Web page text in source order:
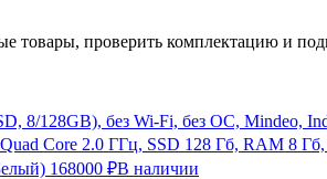
проверить комплектацию и
8/128GB), без Wi-Fi, без ОС, Mindeo,
168000 ₽В наличии